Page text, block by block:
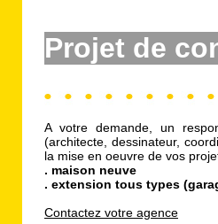
Projet de
A votre demande, un
(architecte, dessinateur,
la mise en oeuvre de vos
. maison neuve
. extension tous types
Contactez votre agence